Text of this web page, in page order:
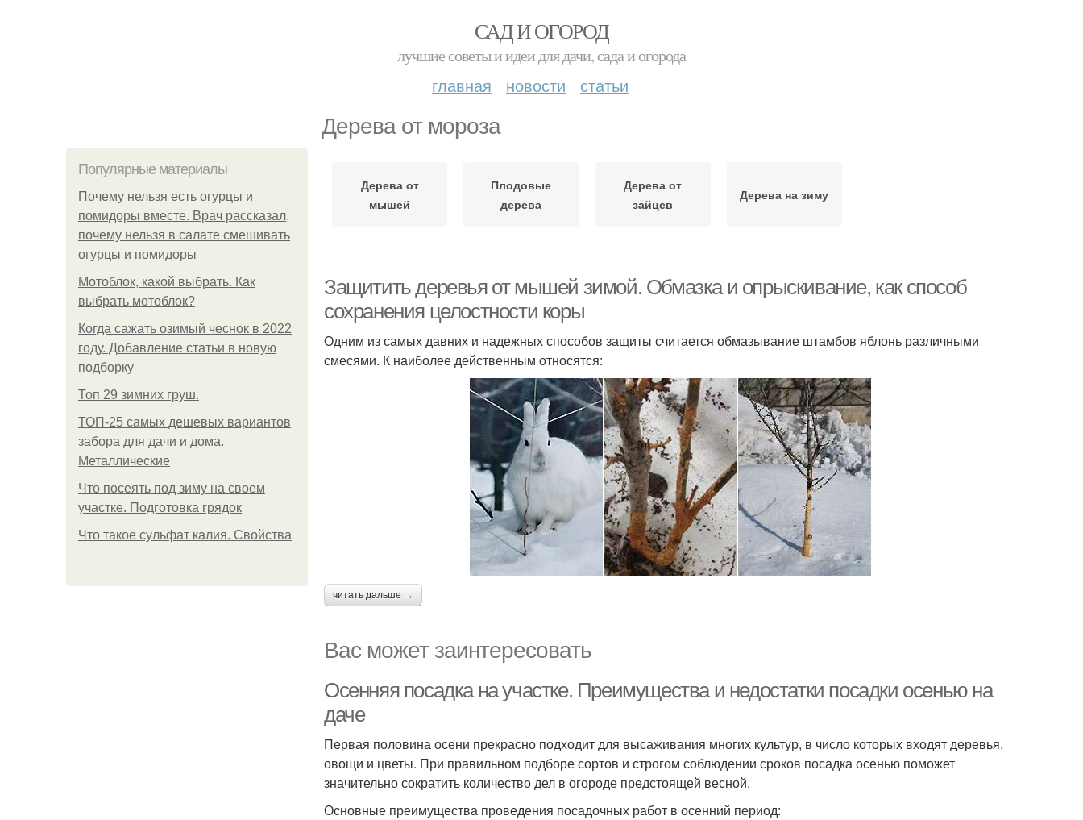
САД И ОГОРОД
лучшие советы и идеи для дачи, сада и огорода
главная новости статьи
Дерева от мороза
Популярные материалы
Почему нельзя есть огурцы и
помидоры вместе. Врач рассказал,
почему нельзя в салате смешивать
огурцы и помидоры
Мотоблок, какой выбрать. Как
выбрать мотоблок?
Когда сажать озимый чеснок в 2022
году. Добавление статьи в новую
подборку
Топ 29 зимних груш.
ТОП-25 самых дешевых вариантов
забора для дачи и дома.
Металлические
Что посеять под зиму на своем
участке. Подготовка грядок
Что такое сульфат калия. Свойства
Дерева от
мышей
Плодовые
дерева
Дерева от
зайцев
Дерева на зиму
Защитить деревья от мышей зимой. Обмазка и опрыскивание, как способ
сохранения целостности коры
Одним из самых давних и надежных способов защиты считается обмазывание штамбов яблонь различными
смесями. К наиболее действенным относятся:
читать дальше →
Вас может заинтересовать
Осенняя посадка на участке. Преимущества и недостатки посадки осенью на
даче
Первая половина осени прекрасно подходит для высаживания многих культур, в число которых входят деревья,
овощи и цветы. При правильном подборе сортов и строгом соблюдении сроков посадка осенью поможет
значительно сократить количество дел в огороде предстоящей весной.
Основные преимущества проведения посадочных работ в осенний период: